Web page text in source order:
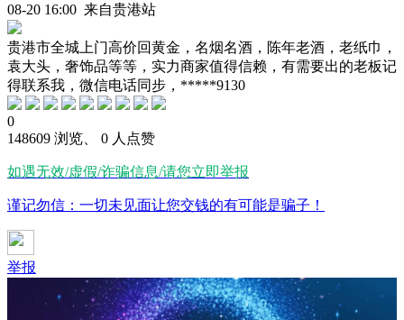
08-20 16:00 来自贵港站
贵港市全城上门高价回黄金，名烟名酒，陈年老酒，老纸巾，
袁大头，奢饰品等等，实力商家值得信赖，有需要出的老板记
得联系我，微信电话同步，*****9130
0
148609 浏览、 0 人点赞
如遇无效/虚假/诈骗信息/请您立即举报
谨记勿信：一切未见面让您交钱的有可能是骗子！
举报